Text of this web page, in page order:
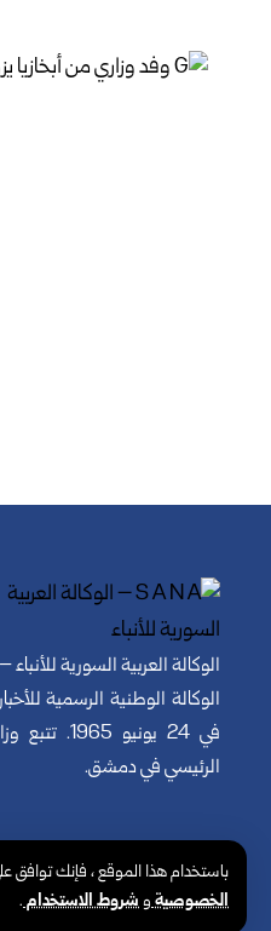
باستخدام هذا الموقع ، فإنك توافق
الخصوصيةوشروط الاستخدام.
الوكالة العربية السورية للأنباء
الوكالة الوطنية الرسمية
في 24 يونيو
الرئيسي في دمشق.